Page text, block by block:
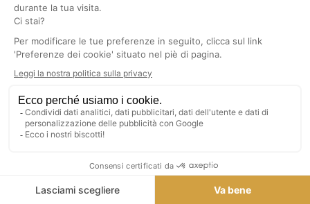
3,65 €
INSTAGRAM TORNA ALL'INIZIO